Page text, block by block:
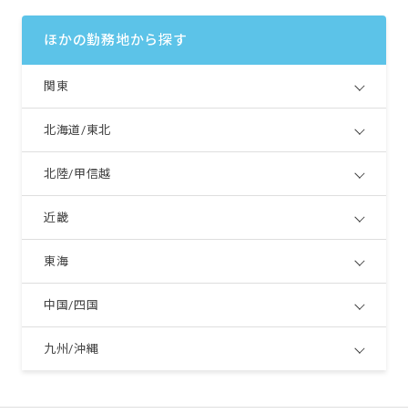
ほかの勤務地から探す
関東
北海道/東北
北陸/甲信越
近畿
東海
中国/四国
九州/沖縄